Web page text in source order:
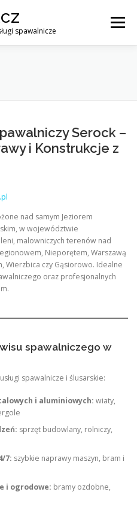
spawalnicze
Menu
Serock –
i Konstrukcje z
nad samym Jeziorem
w województwie
malowniczych terenów nad
Nieporętem, Warszawą
Wierzbica czy Gąsiorowo. Idealne
oraz profesjonalnych
spawalniczego w
spawalnicze i ślusarskie:
i aluminiowych: wiaty,
sprzęt budowlany, rolniczy,
7: szybkie naprawy maszyn, bram i
i ogrodowe: bramy ozdobne,